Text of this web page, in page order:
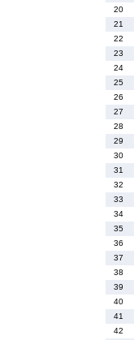
20
21
22
23
24
25
26
27
28
29
30
31
32
33
34
35
36
37
38
39
40
41
42